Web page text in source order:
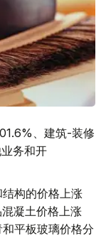
、建筑-装修
务和开
构的价格上涨
凝土价格上涨
平板玻璃价格分